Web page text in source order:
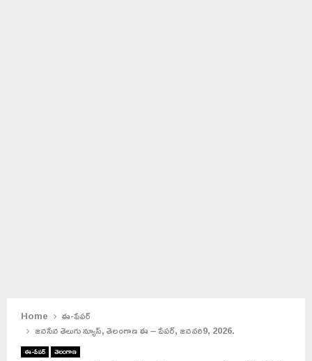
Home
ఈ-పేపర్
జనసేన తెలుగు న్యూస్, తెలంగాణ ఈ – పేపర్, జనవరి9, 2026.
ఈ-పేపర్ తెలంగాణ